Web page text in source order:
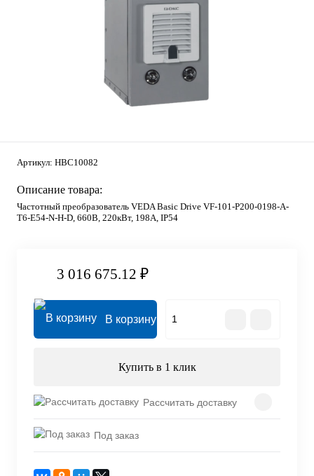
Артикул: HBC10082
Описание товара:
Частотный преобразователь VEDA Basic Drive VF-101-P200-0198-A-
T6-E54-N-H-D, 660В, 220кВт, 198А, IP54
3 016 675.12 ₽
В корзину
Купить в 1 клик
Рассчитать доставку
Под заказ